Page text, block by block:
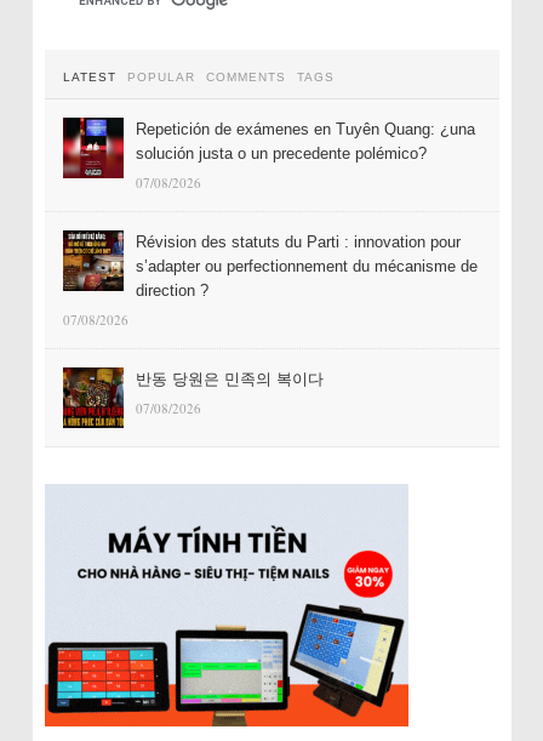
LATEST POPULAR COMMENTS TAGS
Repetición de exámenes en Tuyên Quang: ¿una
solución justa o un precedente polémico?
07/08/2026
Révision des statuts du Parti : innovation pour
s’adapter ou perfectionnement du mécanisme de
direction ?
07/08/2026
반동 당원은 민족의 복이다
07/08/2026